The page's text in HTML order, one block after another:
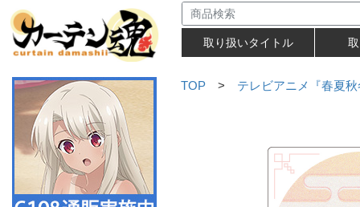
取り扱いタイトル
TOP > テレビアニメ『春夏